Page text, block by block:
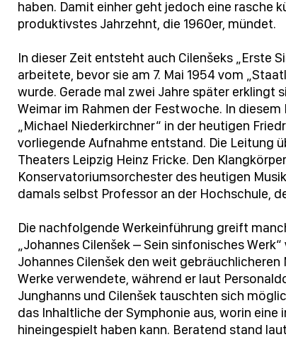
haben. Damit einher geht jedoch eine rasche
produktivstes Jahrzehnt, die 1960er, mündet.
In dieser Zeit entsteht auch Cilenšeks „Erste
arbeitete, bevor sie am 7. Mai 1954 vom
wurde. Gerade mal zwei Jahre später erklingt
Weimar im Rahmen der Festwoche. In
„Michael Niederkirchner“ in der heutigen
vorliegende Aufnahme entstand. Die Leitung
Theaters Leipzig Heinz Fricke. Den
Konservatoriumsorchester des heutigen
damals selbst Professor an der Hochschule,
Die nachfolgende Werkeinführung greift
„Johannes Cilenšek – Sein sinfonisches
Johannes Cilenšek den weit
Werke verwendete, während er laut
Junghanns und Cilenšek tauschten sich
das Inhaltliche der Symphonie aus, worin
hineingespielt haben kann. Beratend stand